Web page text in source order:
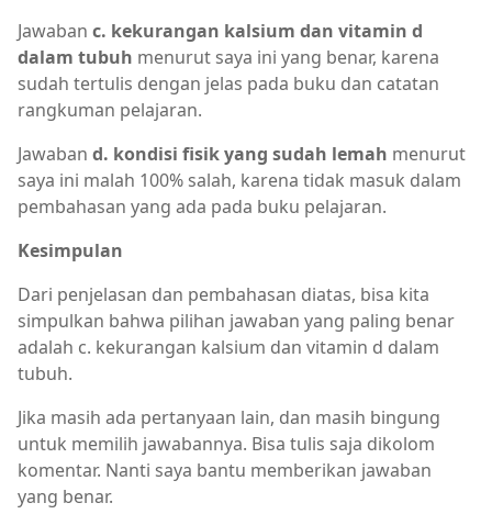
Jawaban c. kekurangan kalsium dan vitamin d
dalam tubuh menurut saya ini yang benar, karena
sudah tertulis dengan jelas pada buku dan catatan
rangkuman pelajaran.
Jawaban d. kondisi fisik yang sudah lemah menurut
saya ini malah 100% salah, karena tidak masuk dalam
pembahasan yang ada pada buku pelajaran.
Kesimpulan
Dari penjelasan dan pembahasan diatas, bisa kita
simpulkan bahwa pilihan jawaban yang paling benar
adalah c. kekurangan kalsium dan vitamin d dalam
tubuh.
Jika masih ada pertanyaan lain, dan masih bingung
untuk memilih jawabannya. Bisa tulis saja dikolom
komentar. Nanti saya bantu memberikan jawaban
yang benar.